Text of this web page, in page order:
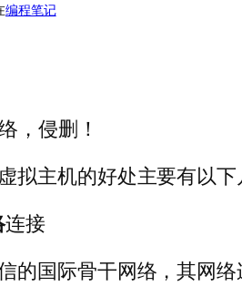
编程笔记
，侵删！
拟主机的好处主要有以下
连接
的国际骨干网络，其网